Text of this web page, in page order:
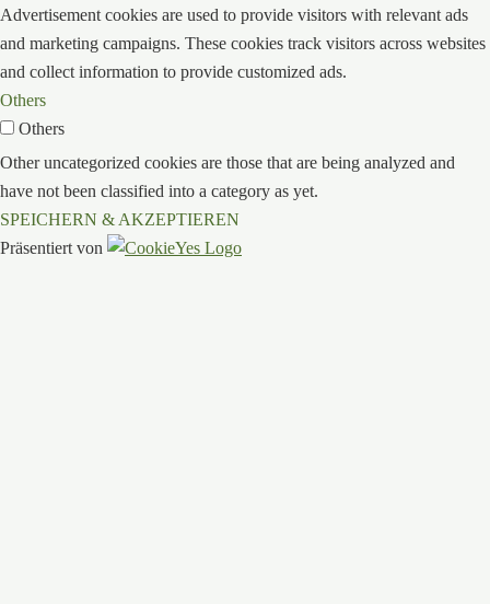
Advertisement cookies are used to provide visitors with relevant ads
and marketing campaigns. These cookies track visitors across websites
and collect information to provide customized ads.
Others
Others
Other uncategorized cookies are those that are being analyzed and
have not been classified into a category as yet.
SPEICHERN & AKZEPTIEREN
Präsentiert von